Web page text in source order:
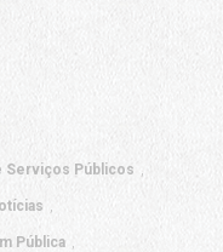
Serviços Públicos
Pública